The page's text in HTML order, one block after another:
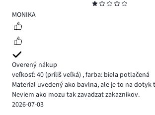
1
MONIKA
Overený nákup
veľkosť: 40 (príliš veľká) ,farba: biela potlačená
Material uvedený ako bavlna, ale je to na
Neviem ako mozu tak zavadzat zakaznikov.
2026-07-03